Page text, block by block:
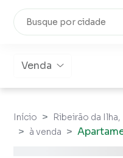
Venda
Início
Ribeirão da
à venda